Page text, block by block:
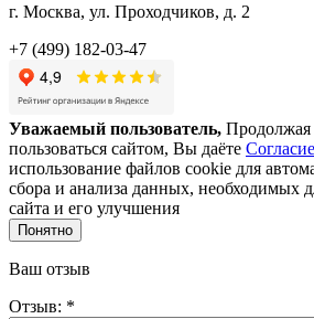
г. Москва, ул. Проходчиков, д. 2
+7 (499) 182-03-47
Уважаемый пользователь, Продолжая
пользоваться сайтом, Вы даёте Согласие
использование файлов cookie для
сбора и анализа данных, необходимых
сайта и его улучшения
Понятно
Ваш отзыв
Отзыв: *